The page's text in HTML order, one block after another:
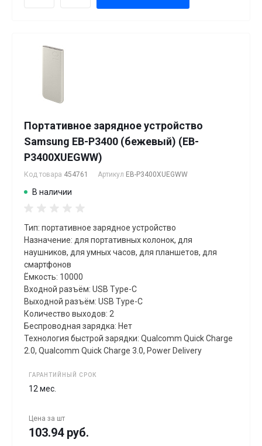
Портативное зарядное устройство
Samsung EB-P3400 (бежевый) (EB-
P3400XUEGWW)
Код товара 454761 Артикул EB-P3400XUEGWW
В наличии
Тип: портативное зарядное устройство
Назначение: для портативных колонок, для
наушников, для умных часов, для планшетов, для
смартфонов
Ёмкость: 10000
Входной разъём: USB Type-C
Выходной разъём: USB Type-C
Количество выходов: 2
Беспроводная зарядка: Нет
Технология быстрой зарядки: Qualcomm Quick Charge
2.0, Qualcomm Quick Charge 3.0, Power Delivery
ГАРАНТИЙНЫЙ СРОК
12 мес.
Цена за шт
103.94 руб.